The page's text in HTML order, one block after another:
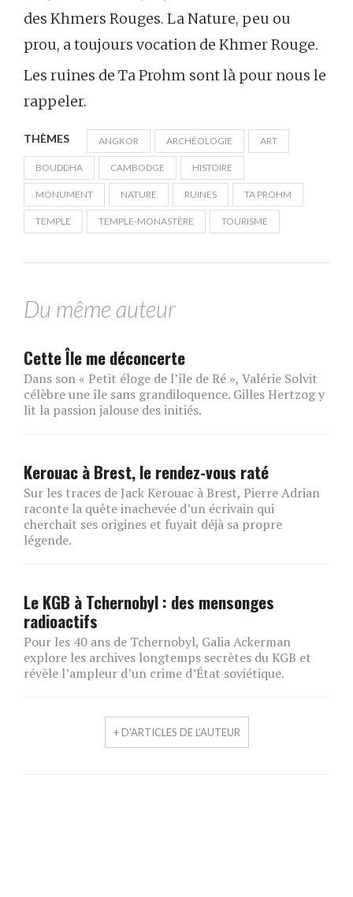
des Khmers Rouges. La Nature, peu ou
prou, a toujours vocation de Khmer Rouge.
Les ruines de Ta Prohm sont là pour nous le
rappeler.
THÈMES ANGKOR ARCHÉOLOGIE ART
BOUDDHA CAMBODGE HISTOIRE
MONUMENT NATURE RUINES TA PROHM
TEMPLE TEMPLE-MONASTÈRE TOURISME
Du même auteur
Cette Île me déconcerte
Dans son « Petit éloge de l’île de Ré », Valérie Solvit
célèbre une île sans grandiloquence. Gilles Hertzog y
lit la passion jalouse des initiés.
Kerouac à Brest, le rendez-vous raté
Sur les traces de Jack Kerouac à Brest, Pierre Adrian
raconte la quête inachevée d’un écrivain qui
cherchait ses origines et fuyait déjà sa propre
légende.
Le KGB à Tchernobyl : des mensonges
radioactifs
Pour les 40 ans de Tchernobyl, Galia Ackerman
explore les archives longtemps secrètes du KGB et
révèle l’ampleur d’un crime d’État soviétique.
+ D'ARTICLES DE L'AUTEUR